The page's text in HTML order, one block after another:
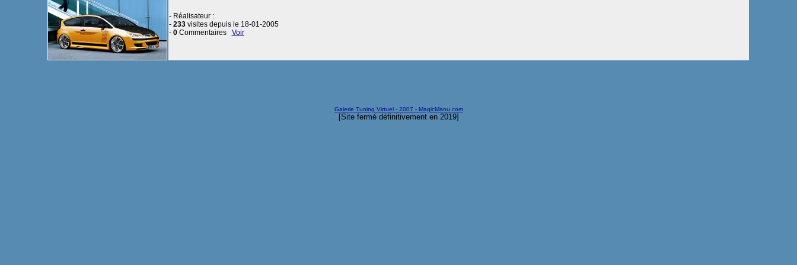
- Réalisateur :
- 233visites depuis le 18-01-2005
- 0Commentaires Voir
Galerie Tuning Virtuel - 2007 - MagicManu.com
[Site fermé définitivement en 2019]